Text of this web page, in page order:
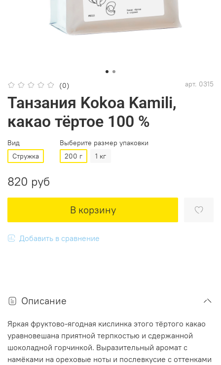
(0) арт. 0315
Танзания Kokoa Kamili,
какао тёртое 100 %
Вид
Стружка
Выберите размер упаковки
200 г
1 кг
820 руб
В корзину
Добавить в сравнение
Описание
Яркая фруктово-ягодная кислинка этого тёртого какао
уравновешана приятной терпкостью и сдержанной
шоколадной горчинкой. Выразительный аромат с
намёками на ореховые ноты и послевкусие с оттенками